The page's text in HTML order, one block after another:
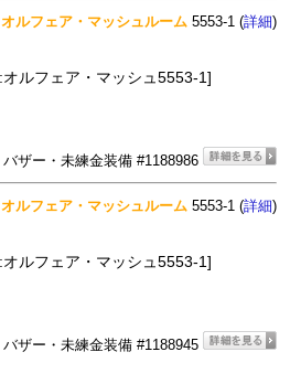
オルフェア・マッシュルーム 5553-1 (詳細)
ルフェア・マッシュ5553-1]
ザー・未練金装備 #1188986
オルフェア・マッシュルーム 5553-1 (詳細)
ルフェア・マッシュ5553-1]
ザー・未練金装備 #1188945